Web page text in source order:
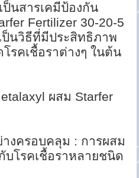
ป็นสารเคมีป้องกัน
Fertilizer 30-20-5
ป็นวิธีที่มีประสิทธิภาพ
รคเชื้อราต่างๆ ในต้น
ผสม Starfer
งครอบคลุม : การผสม
โรคเชื้อราหลายชนิด